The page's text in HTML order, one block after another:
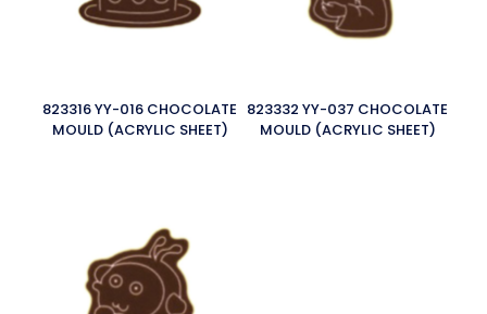
823316 YY-016 CHOCOLATE
MOULD (ACRYLIC SHEET)
823332 YY-037 CHOCOLATE
MOULD (ACRYLIC SHEET)